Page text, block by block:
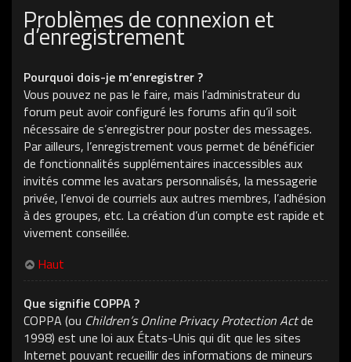
Problèmes de connexion et
d’enregistrement
Pourquoi dois-je m’enregistrer ?
Vous pouvez ne pas le faire, mais l’administrateur du
forum peut avoir configuré les forums afin qu’il soit
nécessaire de s’enregistrer pour poster des messages.
Par ailleurs, l’enregistrement vous permet de bénéficier
de fonctionnalités supplémentaires inaccessibles aux
invités comme les avatars personnalisés, la messagerie
privée, l’envoi de courriels aux autres membres, l’adhésion
à des groupes, etc. La création d’un compte est rapide et
vivement conseillée.
Haut
Que signifie COPPA ?
COPPA (ou Children’s Online Privacy Protection Actde
1998) est une loi aux États-Unis qui dit que les sites
Internet pouvant recueillir des informations de mineurs